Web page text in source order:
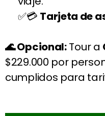
💳 Tarjeta de
🌊 Opcional:Tour a
$229.000 por
cumplidos para